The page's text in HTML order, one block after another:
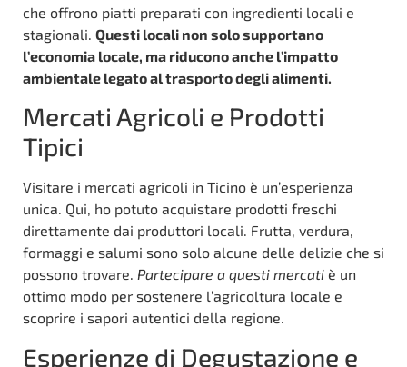
che offrono piatti preparati con ingredienti locali e
stagionali. Questi locali non solo supportano
l’economia locale, ma riducono anche l’impatto
ambientale legato al trasporto degli alimenti.
Mercati Agricoli e Prodotti
Tipici
Visitare i mercati agricoli in Ticino è un’esperienza
unica. Qui, ho potuto acquistare prodotti freschi
direttamente dai produttori locali. Frutta, verdura,
formaggi e salumi sono solo alcune delle delizie che si
possono trovare. Partecipare a questi mercati è un
ottimo modo per sostenere l’agricoltura locale e
scoprire i sapori autentici della regione.
Esperienze di Degustazione e